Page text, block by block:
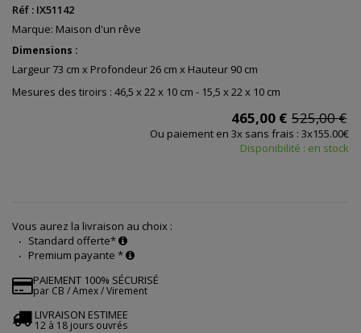
Réf : IX51142
Marque: Maison d'un rêve
Dimensions :
Largeur 73 cm x Profondeur 26 cm x Hauteur 90 cm
Mesures des tiroirs : 46,5 x 22 x 10 cm - 15,5 x 22 x 10 cm
465,00 € 525,00 €
Ou paiement en 3x sans frais : 3x155.00€
Disponibilité : en stock
Vous aurez la livraison au choix :
Standard offerte*
Premium payante *
PAIEMENT 100% SÉCURISÉ
par CB / Amex / Virement
LIVRAISON ESTIMEE
12 à 18 jours ouvrés